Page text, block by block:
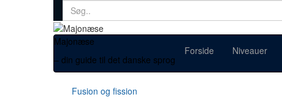
Search
for:
Majonæse
– din guide til det danske sprog
Forside Niveauer
Fusion og fission